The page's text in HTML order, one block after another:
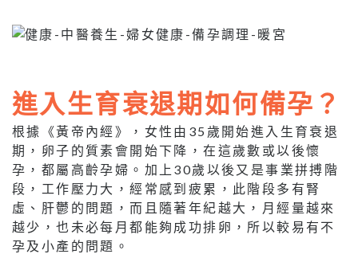
進入生育衰退期如何備孕？
根據《黃帝內經》，女性由35歲開始進入生育衰退
期，卵子的質素會開始下降，在這歲數或以後懷
孕，都屬高齡孕婦。加上30歲以後又是事業拼搏階
段，工作壓力大，經常感到疲累，此階段多有腎
虛、肝鬱的問題，而且隨著年紀越大，月經量越來
越少，也未必每月都能夠成功排卵，所以較易有不
孕及小產的問題。